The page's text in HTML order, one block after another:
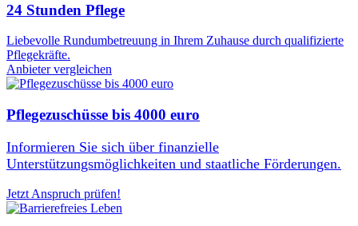
24 Stunden Pflege
Liebevolle Rundumbetreuung in Ihrem Zuhause durch qualifizierte
Pflegekräfte.
Anbieter vergleichen
Pflegezuschüsse bis 4000 euro
Informieren Sie sich über finanzielle
Unterstützungsmöglichkeiten und staatliche Förderungen.
Jetzt Anspruch prüfen!